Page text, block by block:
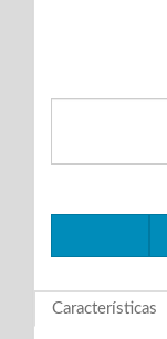
Características